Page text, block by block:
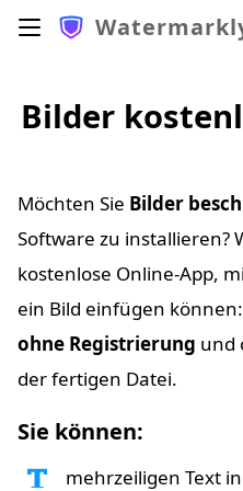
Bilder
Möchten Sie Bilder
Software zu installieren?
kostenlose Online-App,
ein Bild einfügen können:
ohne Registrierung und
der fertigen Datei.
Sie können:
mehrzeiligen Text